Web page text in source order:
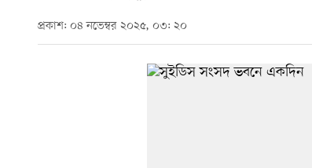
প্রকাশ: ০৪ নভেম্বর ২০২৫, ০৩: ২০